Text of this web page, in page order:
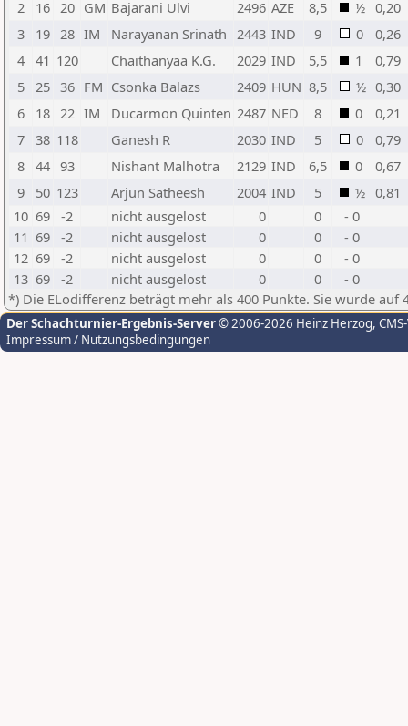
2
16 20 GM Bajarani Ulvi 2496 AZE 8,5 ½ 0,20
3
19 28 IM Narayanan Srinath 2443 IND 9 0
0,26
4
41 120 Chaithanyaa K.G. 2029 IND 5,5 1
0,79
5
25 36 FM Csonka Balazs 2409 HUN 8,5 ½ 0,30
6
18 22 IM Ducarmon Quinten 2487 NED 8 0
0,21
7
38 118 Ganesh R 2030 IND 5 0
0,79
8
44 93 Nishant Malhotra 2129 IND 6,5 0
0,67
9
50 123 Arjun Satheesh 2004 IND 5 ½ 0,81
10 69 -2 nicht ausgelost 0 0
- 0
11 69 -2 nicht ausgelost 0 0
- 0
12 69 -2 nicht ausgelost 0 0
- 0
13 69 -2 nicht ausgelost 0 0
- 0
*) Die ELodifferenz beträgt mehr als 400 Punkte. Sie wurde auf
Der Schachturnier-Ergebnis-Server© 2006-2026 Heinz Herzog,
Impressum / Nutzungsbedingungen